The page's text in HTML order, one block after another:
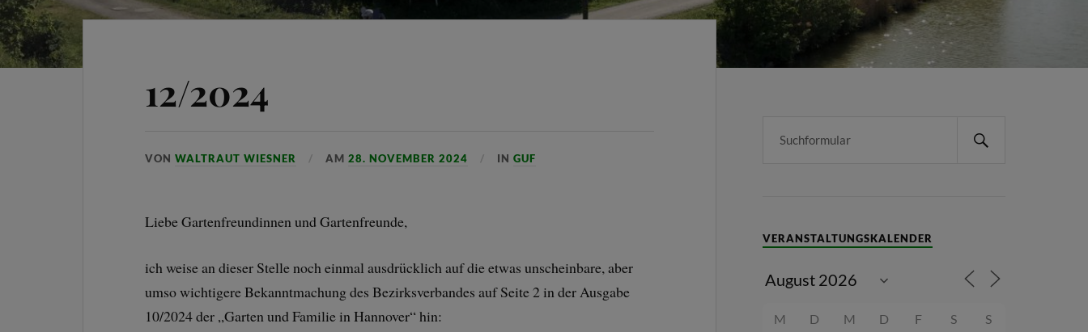
12/2024
VONWALTRAUT WIESNER AM28. NOVEMBER 2024 INGUF
Liebe Gartenfreundinnen und Gartenfreunde,
ich weise an dieser Stelle noch einmal ausdrücklich auf die etwas unscheinbare, aber
umso wichtigere Bekanntmachung des Bezirksverbandes auf Seite 2 in der Ausgabe
10/2024 der „Garten und Familie in Hannover“ hin:
VERANSTALTUNGSKALENDER
M D M D F S S